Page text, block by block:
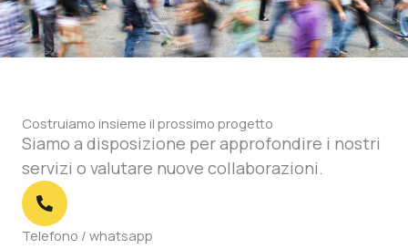
Costruiamo insieme il prossimo progetto
Siamo a disposizione per approfondire i nostri
servizi o valutare nuove collaborazioni.
Telefono / whatsapp